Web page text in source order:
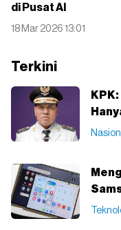
di Pusat AI
18 Mar 2026 13:01
Terkini